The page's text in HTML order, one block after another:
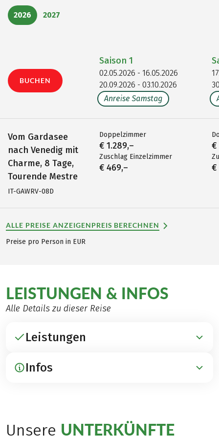
2026 2027
BUCHEN
Vom Gardasee
nach Venedig mit
Charme, 8 Tage,
Tourende Mestre
IT-GAWRV-08D
Saison 1
02.05.2026 - 16.05.2026
20.09.2026 - 03.10.2026
Anreise Samstag
Doppelzimmer
€ 1.289,–
Zuschlag Einzelzimmer
€ 469,–
€
€
ALLE PREISE ANZEIGENPREIS BERECHNEN
Preise pro Person in EUR
LEISTUNGEN & INFOS
Alle Details zu dieser Reise
Leistungen
ENTHALTEN
Transfers gemäß Programm
Infos
Anreise per Bahn nach Rovereto und per Bus nach
Riva, Dauer ca. 45 Minuten (www.ttesercizio.it)
Unsere UNTERKÜNFTE